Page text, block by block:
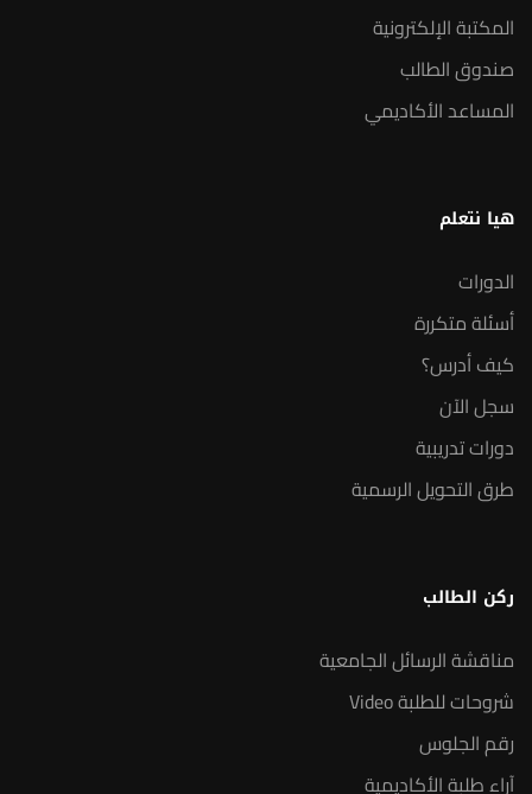
المكتبة الإلكترونية
صندوق الطالب
المساعد الأكاديمي
هيا نتعلم
الدورات
أسئلة متكررة
كيف أدرس؟
سجل الآن
دورات تدريبية
طرق التحويل الرسمية
ركن الطالب
مناقشة الرسائل الجامعية
شروحات للطلبة Video
رقم الجلوس
آراء طلبة الأكاديمية